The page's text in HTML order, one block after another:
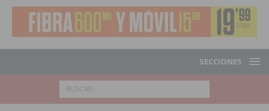
SECCIONES